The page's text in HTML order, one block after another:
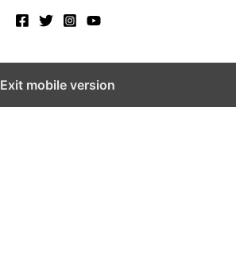
Exit mobile version